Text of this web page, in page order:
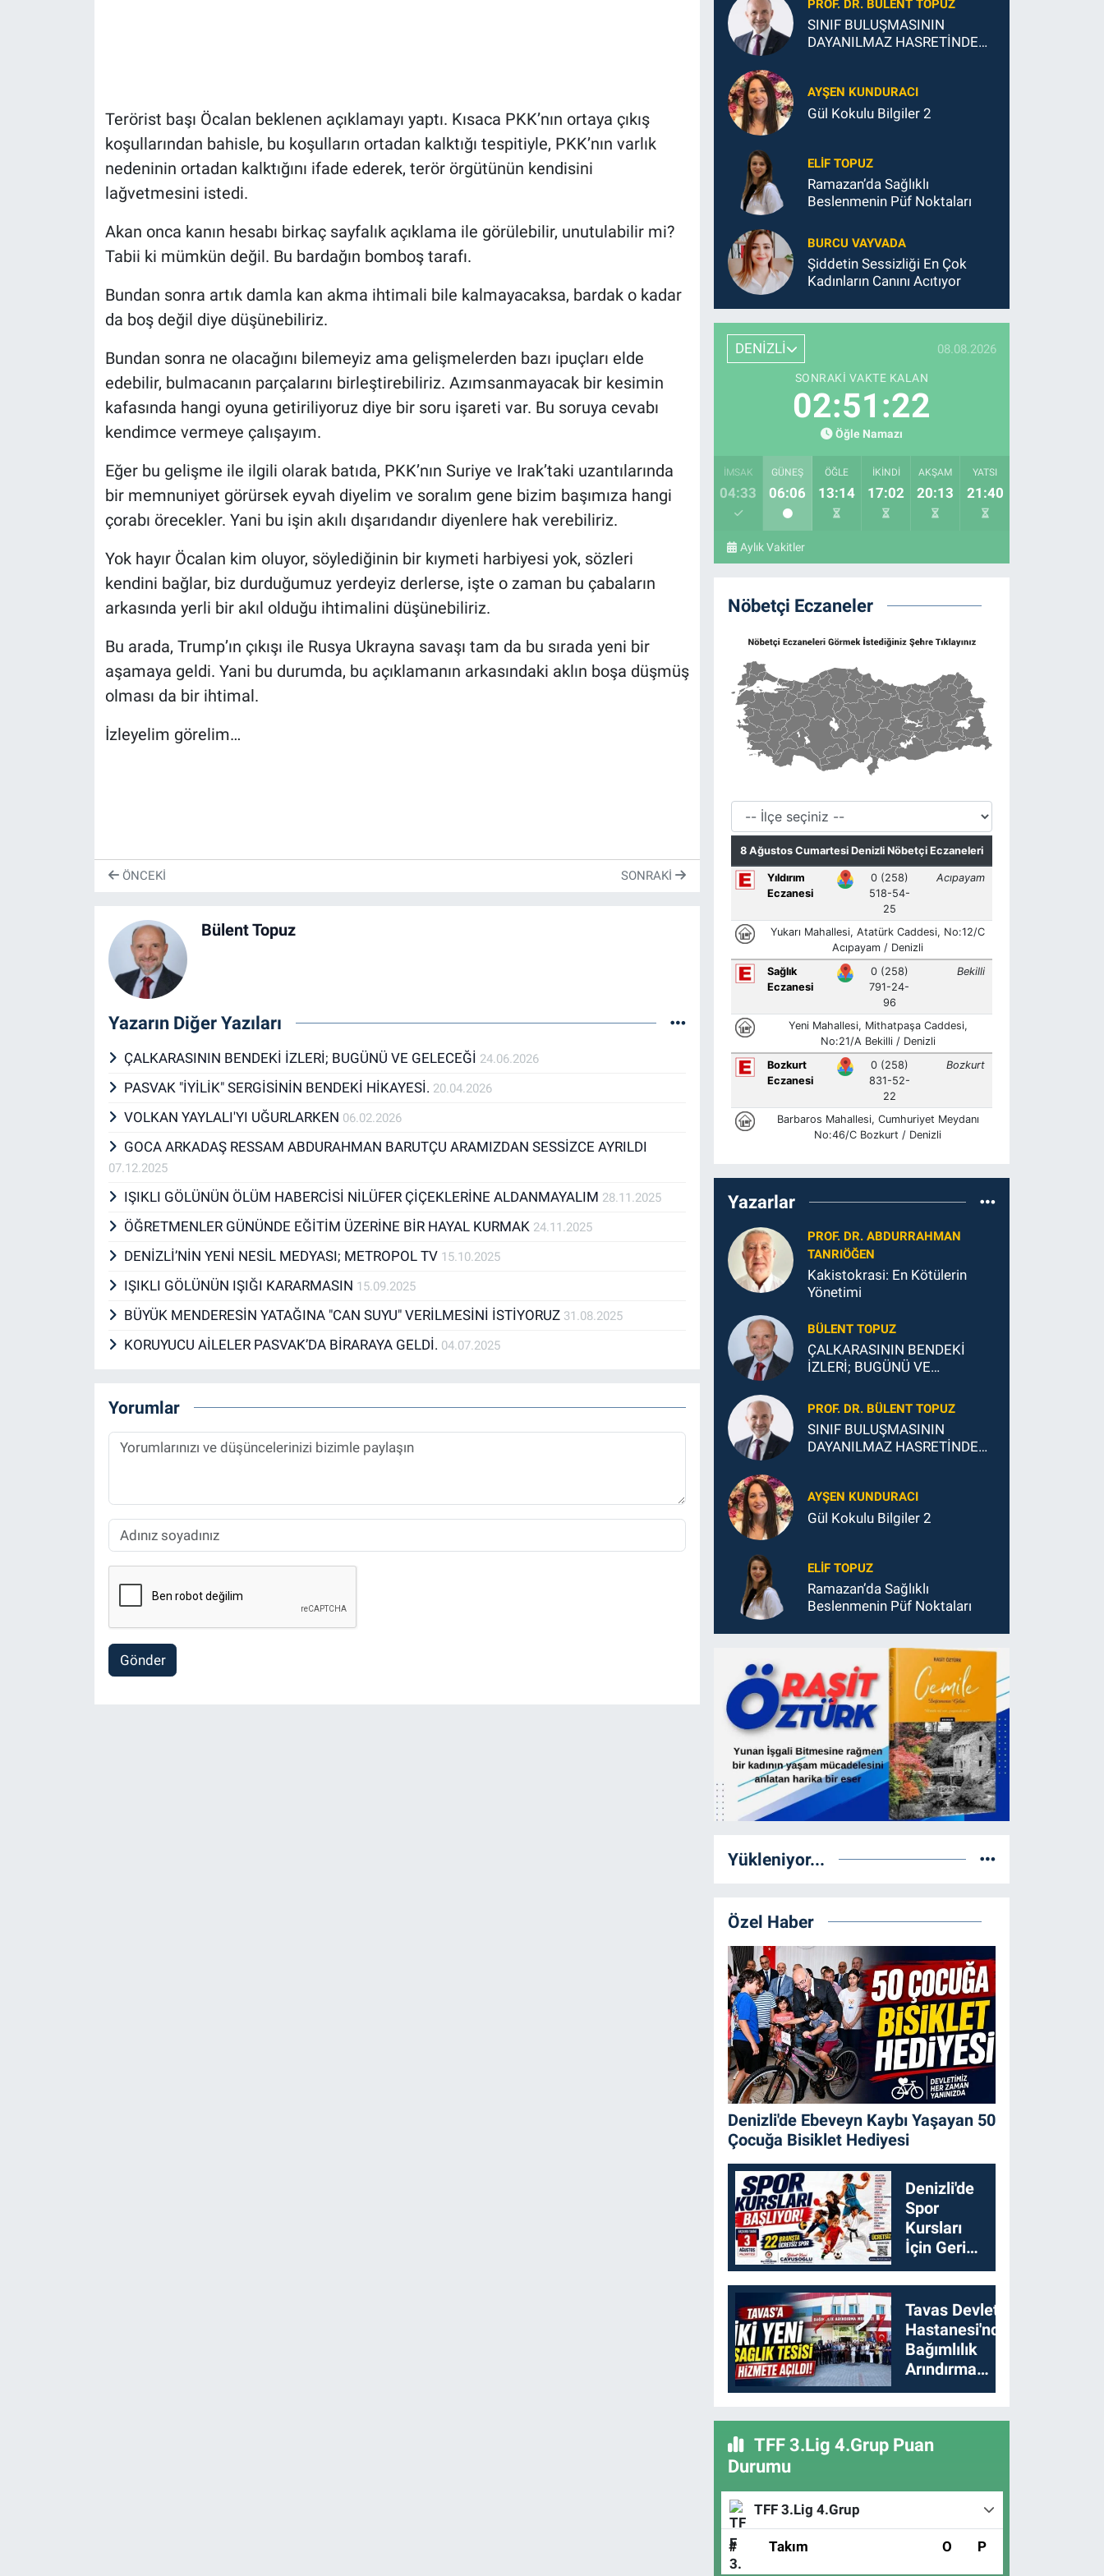
Terörist başı Öcalan beklenen açıklamayı yaptı. Kısaca PKK’nın ortaya çıkış
koşullarından bahisle, bu koşulların ortadan kalktığı tespitiyle, PKK’nın varlık
nedeninin ortadan kalktığını ifade ederek, terör örgütünün kendisini
lağvetmesini istedi.
Akan onca kanın hesabı birkaç sayfalık açıklama ile görülebilir, unutulabilir mi?
Tabii ki mümkün değil. Bu bardağın bomboş tarafı.
Bundan sonra artık damla kan akma ihtimali bile kalmayacaksa, bardak o kadar
da boş değil diye düşünebiliriz.
Bundan sonra ne olacağını bilemeyiz ama gelişmelerden bazı ipuçları elde
edebilir, bulmacanın parçalarını birleştirebiliriz. Azımsanmayacak bir kesimin
kafasında hangi oyuna getiriliyoruz diye bir soru işareti var. Bu soruya cevabı
kendimce vermeye çalışayım.
Eğer bu gelişme ile ilgili olarak batıda, PKK’nın Suriye ve Irak’taki uzantılarında
bir memnuniyet görürsek eyvah diyelim ve soralım gene bizim başımıza hangi
çorabı örecekler. Yani bu işin akılı dışarıdandır diyenlere hak verebiliriz.
Yok hayır Öcalan kim oluyor, söylediğinin bir kıymeti harbiyesi yok, sözleri
kendini bağlar, biz durduğumuz yerdeyiz derlerse, işte o zaman bu çabaların
arkasında yerli bir akıl olduğu ihtimalini düşünebiliriz.
Bu arada, Trump’ın çıkışı ile Rusya Ukrayna savaşı tam da bu sırada yeni bir
aşamaya geldi. Yani bu durumda, bu açıklamanın arkasındaki aklın boşa düşmüş
olması da bir ihtimal.
İzleyelim görelim…
ÖNCEKI SONRAKI
Bülent Topuz
Yazarın Diğer Yazıları
ÇALKARASININ BENDEKİ İZLERİ; BUGÜNÜ VE GELECEĞİ 24.06.2026
PASVAK "İYİLİK" SERGİSİNİN BENDEKİ HİKAYESİ. 20.04.2026
VOLKAN YAYLALI'YI UĞURLARKEN 06.02.2026
GOCA ARKADAŞ RESSAM ABDURAHMAN BARUTÇU ARAMIZDAN SESSİZCE AYRILDI
07.12.2025
IŞIKLI GÖLÜNÜN ÖLÜM HABERCİSİ NİLÜFER ÇİÇEKLERİNE ALDANMAYALIM 28.11.2025
ÖĞRETMENLER GÜNÜNDE EĞİTİM ÜZERİNE BİR HAYAL KURMAK 24.11.2025
DENİZLİ’NİN YENİ NESİL MEDYASI; METROPOL TV 15.10.2025
IŞIKLI GÖLÜNÜN IŞIĞI KARARMASIN 15.09.2025
BÜYÜK MENDERESİN YATAĞINA "CAN SUYU" VERİLMESİNİ İSTİYORUZ 31.08.2025
KORUYUCU AİLELER PASVAK’DA BİRARAYA GELDİ. 04.07.2025
Yorumlar
Gönder
PROF. DR. BÜLENT TOPUZ
SINIF BULUŞMASININ
DAYANILMAZ HASRETİNDEN
AYŞEN KUNDURACI
Gül Kokulu Bilgiler 2
ELIF TOPUZ
Ramazan’da Sağlıklı
Beslenmenin Püf Noktaları
BURCU VAYVADA
Şiddetin Sessizliği En Çok
Kadınların Canını Acıtıyor
DENİZLİ 08.08.2026
SONRAKI VAKTE KALAN
02:51:21
Öğle Namazı
İMSAK
04:33
GÜNEŞ
06:06
ÖĞLE
13:14
İKINDI
17:02
AKŞAM
20:13
YATSI
21:40
Aylık Vakitler
Nöbetçi Eczaneler
Yazarlar
PROF. DR. ABDURRAHMAN
TANRIÖĞEN
Kakistokrasi: En Kötülerin
Yönetimi
BÜLENT TOPUZ
ÇALKARASININ BENDEKİ
İZLERİ; BUGÜNÜ VE
PROF. DR. BÜLENT TOPUZ
SINIF BULUŞMASININ
DAYANILMAZ HASRETİNDEN
AYŞEN KUNDURACI
Gül Kokulu Bilgiler 2
ELIF TOPUZ
Ramazan’da Sağlıklı
Beslenmenin Püf Noktaları
Yükleniyor...
Özel Haber
Denizli'de Ebeveyn Kaybı Yaşayan 50
Çocuğa Bisiklet Hediyesi
Denizli'de
Spor
Kursları
İçin Geri
Sayım
Başladı
Tavas Devlet
Hastanesi'nde
Bağımlılık
Arındırma
Merkezi
TFF 3.Lig 4.Grup Puan
Durumu
TFF 3.Lig 4.Grup
# Takım O P